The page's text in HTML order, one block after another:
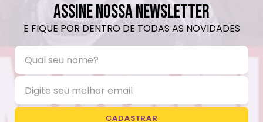
ASSINE NOSSA NEWSLETTER
E FIQUE POR DENTRO DE TODAS AS NOVIDADES
CADASTRAR